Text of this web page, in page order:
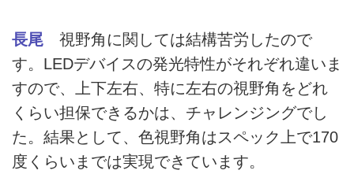
長尾 視野角に関しては結構苦労したので
す。LEDデバイスの発光特性がそれぞれ違いま
すので、上下左右、特に左右の視野角をどれ
くらい担保できるかは、チャレンジングでし
た。結果として、色視野角はスペック上で170
度くらいまでは実現できています。